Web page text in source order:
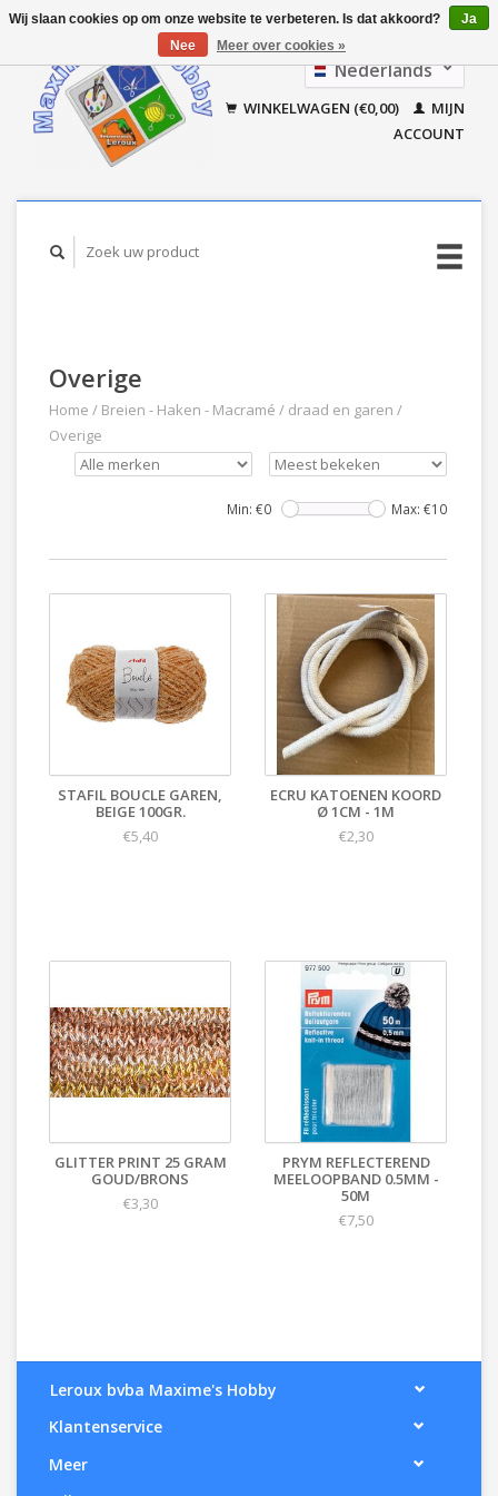
Nederlands
Français
WINKELWAGEN (€0,00)
MIJN
ACCOUNT
Overige
Home / Breien - Haken - Macramé / draad en garen /
Overige
Min: €0 Max: €10
STAFIL BOUCLE GAREN,
BEIGE 100GR.
€5,40
ECRU KATOENEN KOORD
Ø 1CM - 1M
€2,30
GLITTER PRINT 25 GRAM
GOUD/BRONS
€3,30
PRYM REFLECTEREND
MEELOOPBAND 0.5MM -
50M
€7,50
Leroux bvba Maxime's Hobby
Klantenservice
Meer
Wij slaan cookies op om onze website te verbeteren. Is dat akkoord?
Ja
Nee
Meer over cookies »